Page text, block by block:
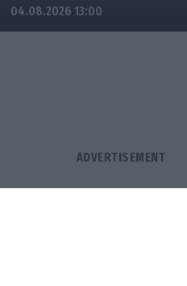
04.08.2026 13:00